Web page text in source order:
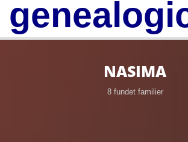
NASIMA
8 fundet familier